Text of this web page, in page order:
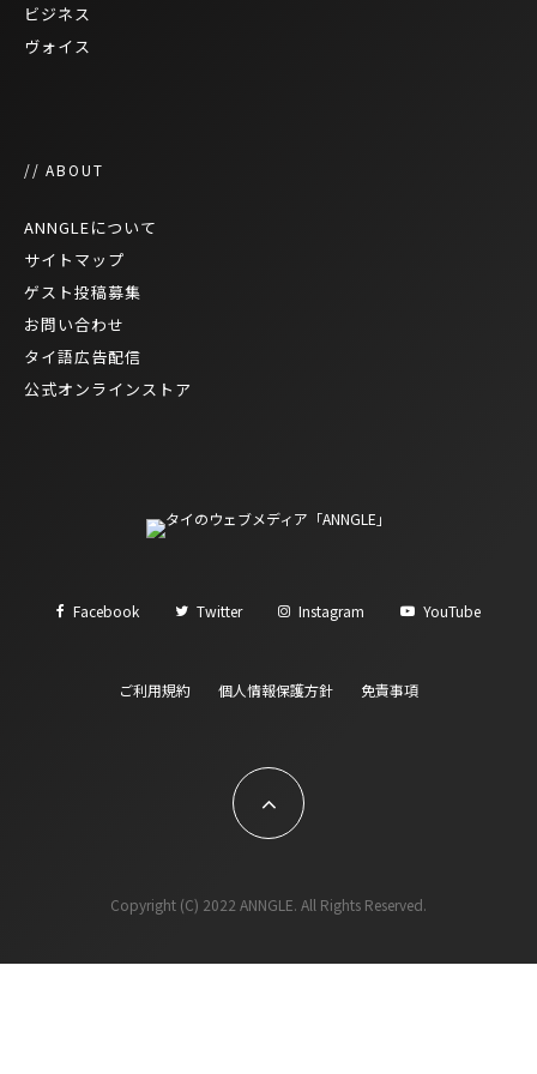
ビジネス
ヴォイス
// ABOUT
ANNGLEについて
サイトマップ
ゲスト投稿募集
お問い合わせ
タイ語広告配信
公式オンラインストア
Facebook Twitter Instagram YouTube
ご利用規約 個人情報保護方針 免責事項
Copyright (C) 2022 ANNGLE. All Rights Reserved.